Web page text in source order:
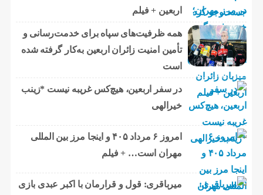
اربعین + فیلم
همه ظرفیت‌های سپاه برای خدمت‌رسانی و
تأمین امنیت زائران اربعین به‌کار گرفته شده
است
در سفر اربعین، هیچ‌کس غریبه نیست *زینب
خیرالهی
امروز ۶ مرداد ۴۰۵ و اینجا مرز بین المللی
مهران است… + فیلم
میرباقری: قول و قرارمان با اکبر عبدی بازی